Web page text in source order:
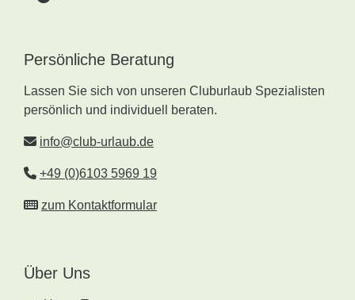
Persönliche Beratung
Lassen Sie sich von unseren Cluburlaub Spezialisten
persönlich und individuell beraten.
info@club-urlaub.de
+49 (0)6103 5969 19
zum Kontaktformular
Über Uns